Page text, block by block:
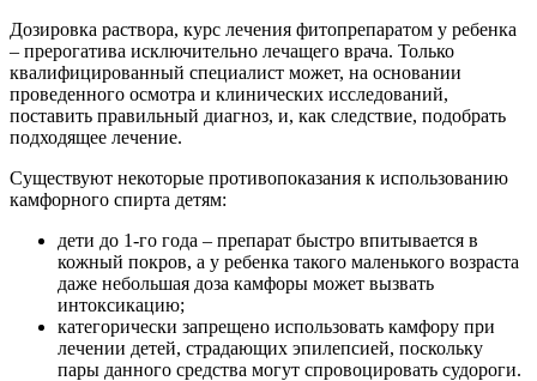
Дозировка раствора, курс лечения фитопрепаратом у ребенка
– прерогатива исключительно лечащего врача. Только
квалифицированный специалист может, на основании
проведенного осмотра и клинических исследований,
поставить правильный диагноз, и, как следствие, подобрать
подходящее лечение.
Существуют некоторые противопоказания к использованию
камфорного спирта детям:
дети до 1-го года – препарат быстро впитывается в
кожный покров, а у ребенка такого маленького возраста
даже небольшая доза камфоры может вызвать
интоксикацию;
категорически запрещено использовать камфору при
лечении детей, страдающих эпилепсией, поскольку
пары данного средства могут спровоцировать судороги.